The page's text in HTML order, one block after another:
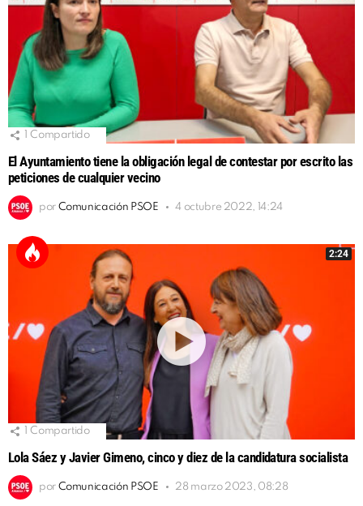
Compartido
El Ayuntamiento tiene la obligación legal de contestar por escrito las
peticiones de cualquier vecino
por Comunicación PSOE 4 octubre 2022, 14:24
2:24
Compartido
Lola Sáez y Javier Gimeno, cinco y diez de la candidatura socialista
por Comunicación PSOE 28 marzo 2023, 08:28